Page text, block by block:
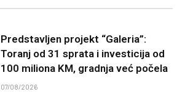
Predstavljen projekt “Galeria”:
Toranj od 31 sprata i investicija od
100 miliona KM, gradnja već počela
07/08/2026